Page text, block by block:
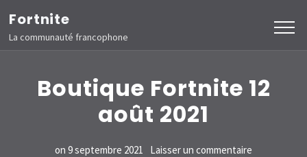
Aller
au
contenu
Entrée)
Fortnite
La communauté francophone
Boutique Fortnite 12
août 2021
on 9 septembre 2021 Laisser un commentaire